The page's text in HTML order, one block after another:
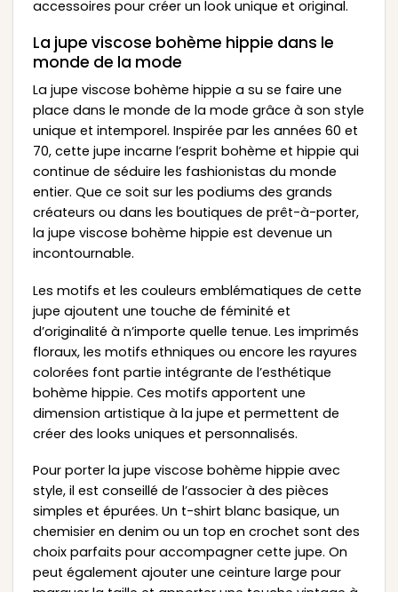
accessoires pour créer un look unique et original.
La jupe viscose bohème hippie dans le
monde de la mode
La jupe viscose bohème hippie a su se faire une
place dans le monde de la mode grâce à son style
unique et intemporel. Inspirée par les années 60 et
70, cette jupe incarne l’esprit bohème et hippie qui
continue de séduire les fashionistas du monde
entier. Que ce soit sur les podiums des grands
créateurs ou dans les boutiques de prêt-à-porter,
la jupe viscose bohème hippie est devenue un
incontournable.
Les motifs et les couleurs emblématiques de cette
jupe ajoutent une touche de féminité et
d’originalité à n’importe quelle tenue. Les imprimés
floraux, les motifs ethniques ou encore les rayures
colorées font partie intégrante de l’esthétique
bohème hippie. Ces motifs apportent une
dimension artistique à la jupe et permettent de
créer des looks uniques et personnalisés.
Pour porter la jupe viscose bohème hippie avec
style, il est conseillé de l’associer à des pièces
simples et épurées. Un t-shirt blanc basique, un
chemisier en denim ou un top en crochet sont des
choix parfaits pour accompagner cette jupe. On
peut également ajouter une ceinture large pour